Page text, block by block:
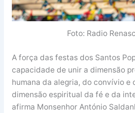
Foto: Radio
A força das festas dos Santos
capacidade de unir a dimensão
humana da alegria, do convívio e
dimensão espiritual da fé e da
afirma Monsenhor António